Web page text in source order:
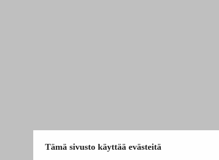
Tämä sivusto käyttää evästeitä